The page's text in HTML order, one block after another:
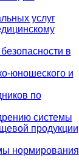
услуг
в
юношеского и
по
системы
продукции
нормирования